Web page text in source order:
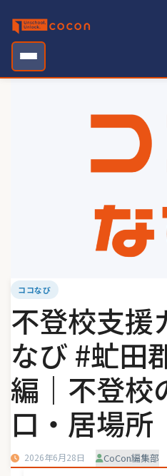
content
ココなび
不登校支援
なび #虻田
編｜不登校
口・居場所
2026年6月28日 CoCon編集部